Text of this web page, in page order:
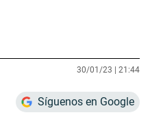
30/01/23 | 21:44
Síguenos en Google